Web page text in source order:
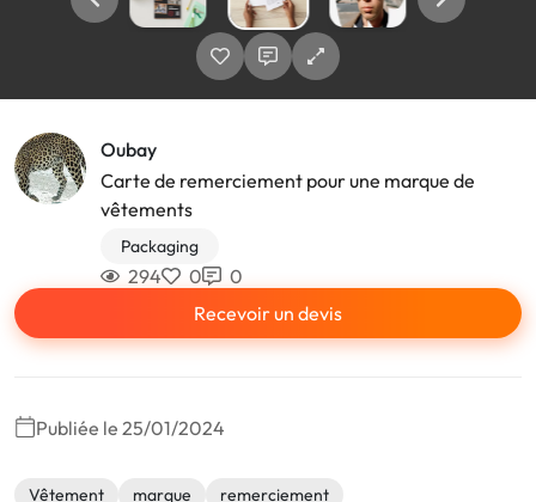
Oubay
Carte de remerciement pour une marque de
vêtements
Packaging
294 0
0
Recevoir un devis
Publiée le 25/01/2024
Vêtement marque remerciement